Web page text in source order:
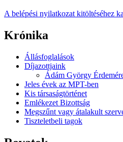
A belépési nyilatkozat kitöltéséhez
Krónika
Állásfoglalások
Díjazottjaink
Ádám György
Jeles évek az MPT-ben
Kis társaságtörténet
Emlékezet Bizottság
Megszűnt vagy átalakult
Tiszteletbeli tagok